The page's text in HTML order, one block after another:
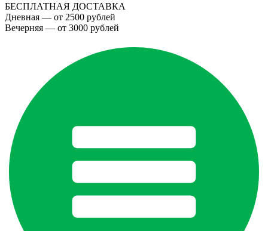
БЕСПЛАТНАЯ ДОСТАВКА
Дневная — от 2500 рублей
Вечерняя — от 3000 рублей